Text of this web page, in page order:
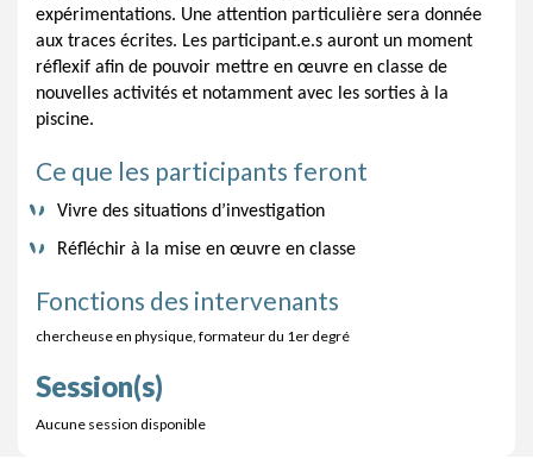
expérimentations. Une attention particulière sera donnée
aux traces écrites. Les participant.e.s auront un moment
réflexif afin de pouvoir mettre en œuvre en classe de
nouvelles activités et notamment avec les sorties à la
piscine.
Ce que les participants feront
Vivre des situations d’investigation
Réfléchir à la mise en œuvre en classe
Fonctions des intervenants
chercheuse en physique, formateur du 1er degré
Session(s)
Aucune session disponible